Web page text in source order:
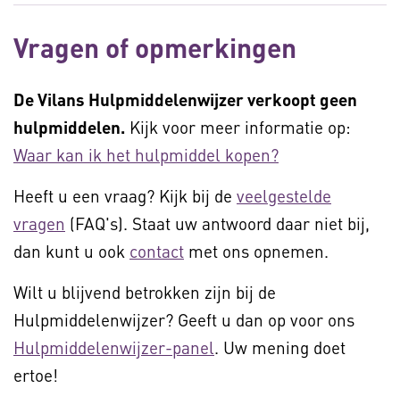
Vragen of opmerkingen
De Vilans Hulpmiddelenwijzer verkoopt geen
hulpmiddelen. Kijk voor meer informatie op:
Waar kan ik het hulpmiddel kopen?
Heeft u een vraag? Kijk bij de veelgestelde
vragen (FAQ's). Staat uw antwoord daar niet bij,
dan kunt u ook contact met ons opnemen.
Wilt u blijvend betrokken zijn bij de
Hulpmiddelenwijzer? Geeft u dan op voor ons
Hulpmiddelenwijzer-panel. Uw mening doet
ertoe!